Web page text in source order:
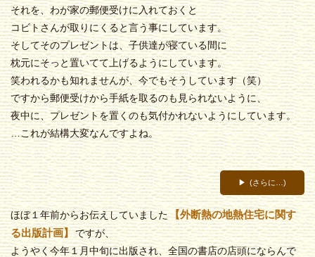
それを、わが家の郵便受けに入れておくと
コビトさんが取りにくると言う事にしています。
そしてそのプレゼントは、子供達が寝ている間に
枕元にそっと置いてて上げるようにしています。
笑われるかも知れませんが、今でもそうしています（笑）
ですから郵便受けから手紙を取るのも見られないように、
夜中に、プレゼントを置くのも気付かれないようにしています。
…これが結構大変なんですよね。
(さらに…)
ほぼ１年前からお伝えしていました【外断熱の地熱住宅に関す
る出版計画】ですが、
ようやく今年１月中旬に出版され、全国の書店の店頭にならんで